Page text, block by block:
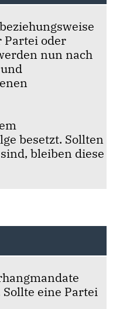
Partei oder
nun nach
besetzt. Sollten
bleiben diese
eine Partei